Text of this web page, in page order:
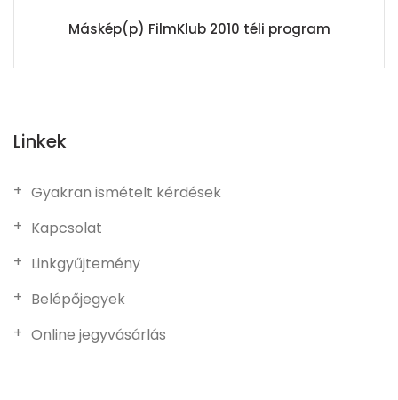
Máskép(p) FilmKlub 2010 téli program
Linkek
Gyakran ismételt kérdések
Kapcsolat
Linkgyűjtemény
Belépőjegyek
Online jegyvásárlás